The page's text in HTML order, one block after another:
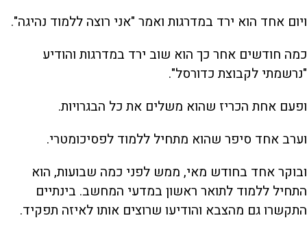
ויום אחד הוא ירד במדרגות ואמר "אני רוצה ללמוד נהיגה".
כמה חודשים אחר כך הוא שוב ירד במדרגות והודיע
"נרשמתי לקבוצת כדורסל".
ופעם אחת הכריז שהוא משלים את כל הבגרויות.
וערב אחד סיפר שהוא מתחיל ללמוד לפסיכומטרי.
ובוקר אחד בחודש מאי, ממש לפני כמה שבועות, הוא
התחיל ללמוד לתואר ראשון במדעי המחשב. בינתיים
התקשרו גם מהצבא והודיעו שרוצים אותו לאיזה תפקיד.